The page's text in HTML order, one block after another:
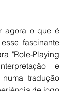
fascinante
"Role-Playing
e
tradução